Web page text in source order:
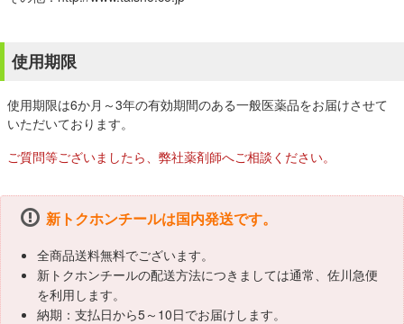
使用期限
使用期限は6か月～3年の有効期間のある一般医薬品をお届けさせて
いただいております。
ご質問等ございましたら、弊社薬剤師へご相談ください。
新トクホンチールは国内発送です。
全商品送料無料でございます。
新トクホンチールの配送方法につきましては通常、佐川急便
を利用します。
納期：支払日から5～10日でお届けします。